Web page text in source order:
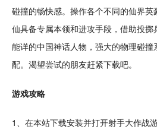
碰撞的畅快感。操作各个不同的仙界
仙具备专属本领和进攻手段，借助投掷
能详的中国神话人物 ，强大的物理碰
配。渴望尝试的朋友赶紧下载吧。
游戏攻略
1、在本站下载安装并打开射手大作战